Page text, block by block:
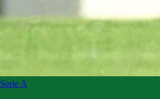
Serie A